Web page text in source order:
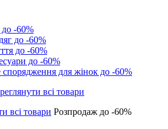
-60%
до -60%
до -60%
до -60%
для жінок до -60%
всі товари Розпродаж до -60%